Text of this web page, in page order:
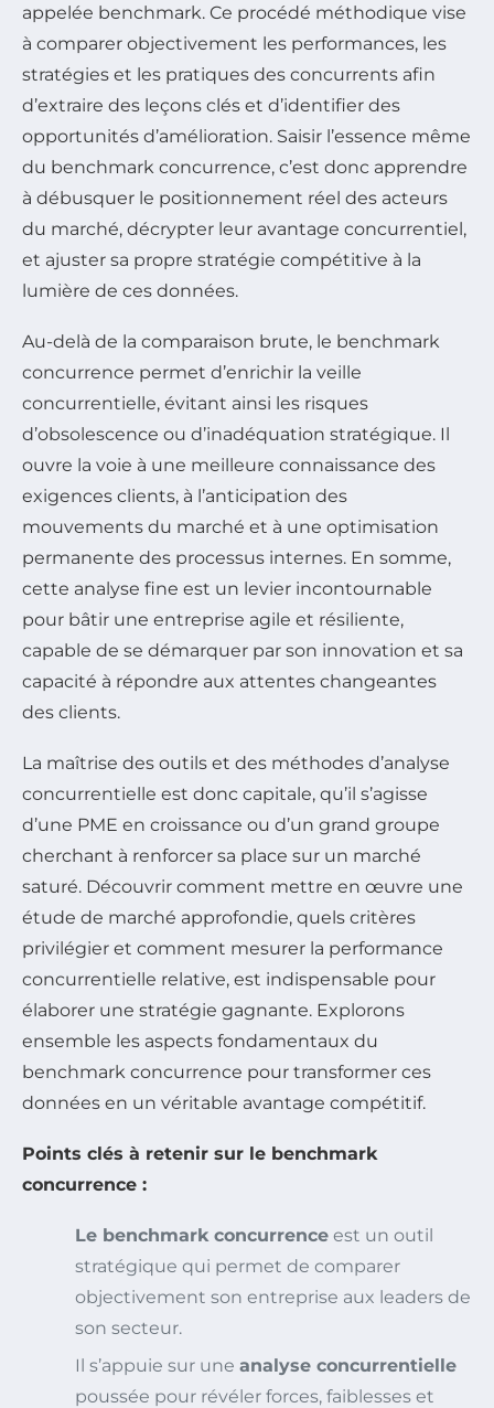
appelée benchmark. Ce procédé méthodique vise
à comparer objectivement les performances, les
stratégies et les pratiques des concurrents afin
d’extraire des leçons clés et d’identifier des
opportunités d’amélioration. Saisir l’essence même
du benchmark concurrence, c’est donc apprendre
à débusquer le positionnement réel des acteurs
du marché, décrypter leur avantage concurrentiel,
et ajuster sa propre stratégie compétitive à la
lumière de ces données.
Au-delà de la comparaison brute, le benchmark
concurrence permet d’enrichir la veille
concurrentielle, évitant ainsi les risques
d’obsolescence ou d’inadéquation stratégique. Il
ouvre la voie à une meilleure connaissance des
exigences clients, à l’anticipation des
mouvements du marché et à une optimisation
permanente des processus internes. En somme,
cette analyse fine est un levier incontournable
pour bâtir une entreprise agile et résiliente,
capable de se démarquer par son innovation et sa
capacité à répondre aux attentes changeantes
des clients.
La maîtrise des outils et des méthodes d’analyse
concurrentielle est donc capitale, qu’il s’agisse
d’une PME en croissance ou d’un grand groupe
cherchant à renforcer sa place sur un marché
saturé. Découvrir comment mettre en œuvre une
étude de marché approfondie, quels critères
privilégier et comment mesurer la performance
concurrentielle relative, est indispensable pour
élaborer une stratégie gagnante. Explorons
ensemble les aspects fondamentaux du
benchmark concurrence pour transformer ces
données en un véritable avantage compétitif.
Points clés à retenir sur le benchmark
concurrence :
Le benchmark concurrence est un outil
stratégique qui permet de comparer
objectivement son entreprise aux leaders de
son secteur.
Il s’appuie sur une analyse concurrentielle
poussée pour révéler forces, faiblesses et